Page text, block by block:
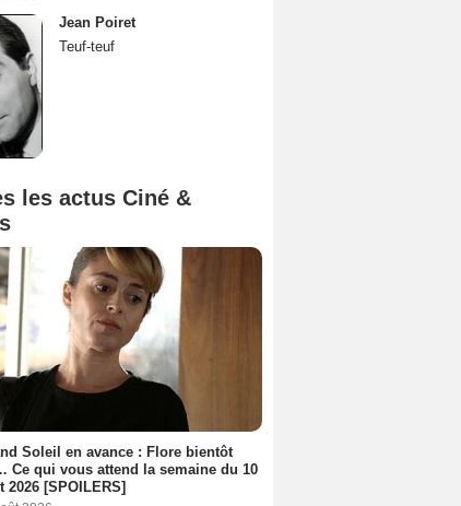
Jean Poiret
Teuf-teuf
les actus Ciné &
Soleil en avance : Flore bientôt
Ce qui vous attend la semaine du 10
2026 [SPOILERS]